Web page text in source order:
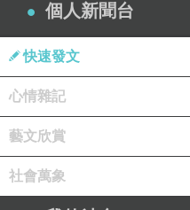
商品介绍
表布－80%聚酯纖維/20%純棉，
個人新聞台
快速發文
心情雜記
藝文欣賞
社會萬象